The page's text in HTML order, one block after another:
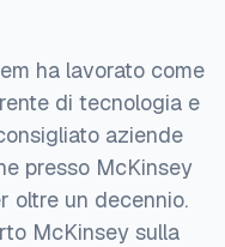
ha lavorato come
di tecnologia e
aziende
presso McKinsey
oltre un decennio.
McKinsey sulla